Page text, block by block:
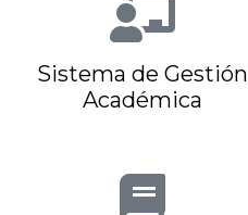
Sistema de Gestión
Académica